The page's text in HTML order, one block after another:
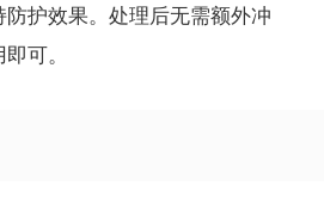
护效果。处理后无需额外冲
可。